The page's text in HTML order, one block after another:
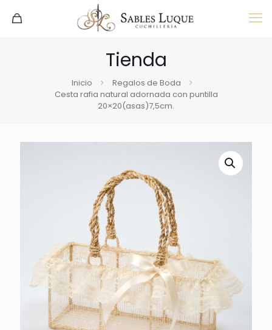
Tienda
Inicio
Regalos de Boda
Cesta rafia natural adornada con puntilla
20×20(asas)7,5cm.